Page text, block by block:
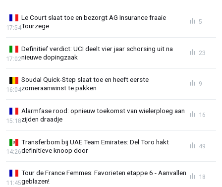
Le Court slaat toe en bezorgt AG Insurance fraaie
Tourzege
17:54
5
Definitief verdict: UCI deelt vier jaar schorsing uit na
nieuwe dopingzaak
17:02
23
Soudal Quick-Step slaat toe en heeft eerste
zomeraanwinst te pakken
16:04
9
Alarmfase rood: opnieuw toekomst van wielerploeg aan
zijden draadje
15:18
16
Transferbom bij UAE Team Emirates: Del Toro hakt
definitieve knoop door
14:26
49
Tour de France Femmes: Favorieten etappe 6 - Aanvallen
geblazen!
11:45
18